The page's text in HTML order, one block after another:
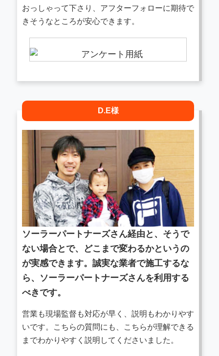
おっしゃって下さり、アフターフォローに期待で
きそうなところが安心できます。
D.E様
ソーラーパートナーズさん経由と、そうで
ない場合とで、どこまで変わるかというの
が実感できます。誠実な業者で施工するな
ら、ソーラーパートナーズさんを利用する
べきです。
営業も現場監督も対応が早く、説明もわかりやす
いです。こちらの質問にも、こちらが理解できる
までわかりやすく説明してくださいました。